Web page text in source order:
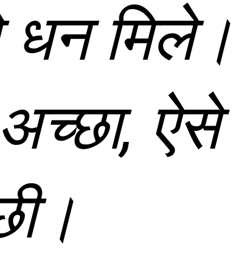
मिले।
ऐसे